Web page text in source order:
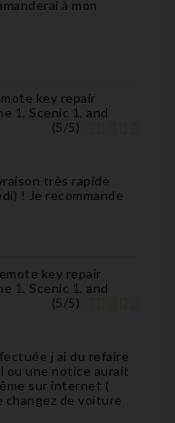
à mon
key repair
1, Scenic 1, and
(5/5)
très rapide
! Je recommande
key repair
1, Scenic 1, and
(5/5)
j ai du refaire
ou une notice aurait
sur internet (
changez de voiture